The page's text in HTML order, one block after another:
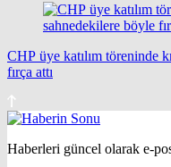
CHP üye katılım töreninde
fırça attı
Haberleri güncel olarak e-